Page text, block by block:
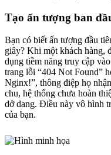
Tạo ấn tượng ban
Bạn có biết ấn tượng đầu
giây? Khi một khách hàng,
dụng tiềm năng truy cập
trang lỗi “404 Not Found”
Nginx!”, thông điệp họ
chu, hệ thống chưa hoàn
dở dang. Điều này vô hình
của bạn.